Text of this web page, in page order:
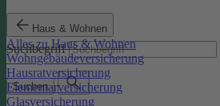
Haus & Wohnen
Alles zu Haus & Wohnen
Wohngebäudeversicherung
Hausratversicherung
Elementarversicherung
Glasversicherung
Suchbegriff
Suchen